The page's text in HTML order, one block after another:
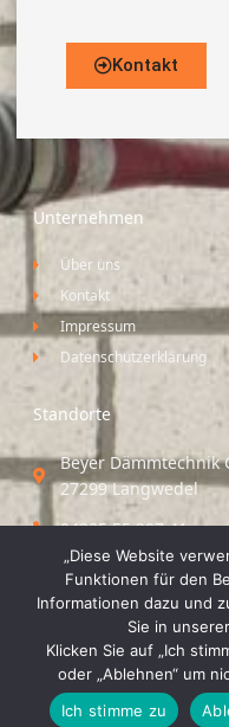
Kontakt
Unternehmen
Über uns
Kontakt
Impressum
Datenschutzerklärung
Standorte
Beyer Dämmtechnik
27299 Langwedel
04235 55 297 41
Standort Vechta /
Vechta
04441 8 89 93 40
© 2026
„Diese Website
Funktionen für den
Informationen dazu und
Sie in
Klicken Sie auf „Ich
oder „Ablehnen“ um
Ich stimme zu